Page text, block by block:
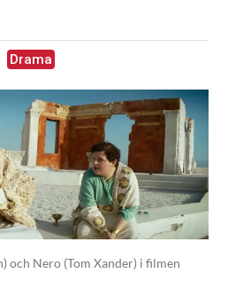
Drama
och Nero (Tom Xander) i filmen